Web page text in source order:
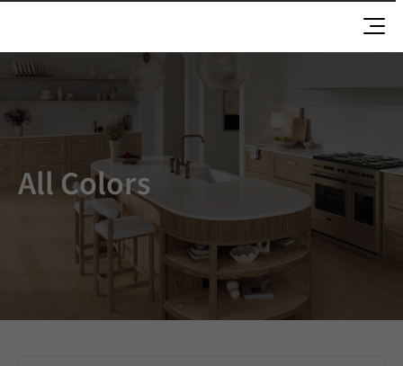
所有颜色 EXTERIOR-FILM,TERACANTO
All Colors